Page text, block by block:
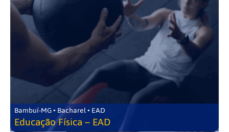
Bambuí-MG • Bacharel • EAD
Educação Física – EAD